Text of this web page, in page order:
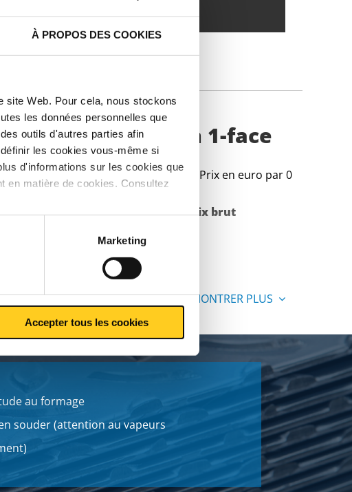
À PROPOS DES COOKIES
site Web. Pour cela, nous stockons
les données personnelles que
outils d'autres parties afin
les cookies vous-même si
d'informations sur les cookies que
en matière de cookies. Consultez
Marketing
Accepter tous les cookies
demi-dur film 1-face
Prix en euro par 0
Poids des pièces en
Prix brut
MONTRER PLUS
au formage
souder (attention au vapeurs